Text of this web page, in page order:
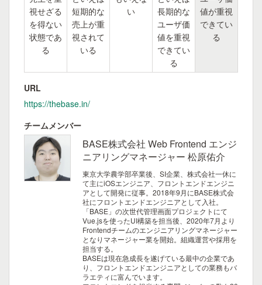
視せざる
を得ない
状態であ
る
短期的な
売上が重
視されて
いる
い
長期的な
ユーザ価
値を重視
できてい
る
値が重視
できてい
る
URL
https://thebase.in/
チームメンバー
BASE株式会社 Web Frontend エンジ
ニアリングマネージャー 松原佑介
東京大学農学部卒業後、SI企業、株式会社一休に
て主にiOSエンジニア、フロントエンドエンジニ
アとして開発に従事。2018年9月にBASE株式会
社にフロントエンドエンジニアとして入社。
「BASE」の次世代管理画面プロジェクトにて
Vue.jsを使ったUI構築を担当後、2020年7月より
Frontendチームのエンジニアリングマネージャー
となりマネージャー業を開始。組織運営や採用を
担当する。
BASEは現在急成長を遂げている最中の企業であ
り、フロントエンドエンジニアとしての業務もバ
ラエティに富んでいます。